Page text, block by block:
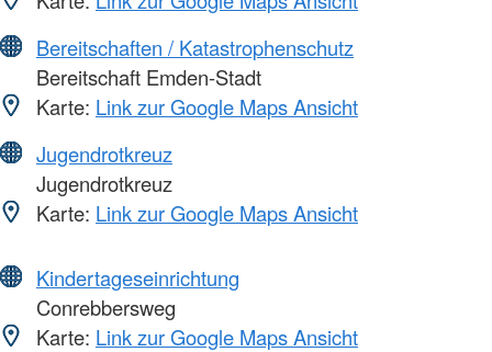
Bereitschaften / Katastrophenschutz
Bereitschaft Emden-Stadt
Karte: Link zur Google Maps Ansicht
Jugendrotkreuz
Jugendrotkreuz
Karte: Link zur Google Maps Ansicht
Kindertageseinrichtung
Conrebbersweg
Karte: Link zur Google Maps Ansicht